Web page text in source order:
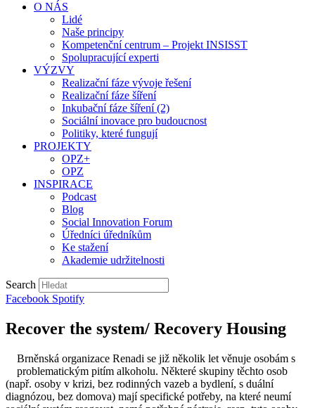
O NÁS
Lidé
Naše principy
Kompetenční centrum – Projekt INSISST
Spolupracující experti
VÝZVY
Realizační fáze vývoje řešení
Realizační fáze šíření
Inkubační fáze šíření (2)
Sociální inovace pro budoucnost
Politiky, které fungují
PROJEKTY
OPZ+
OPZ
INSPIRACE
Podcast
Blog
Social Innovation Forum
Úředníci úředníkům
Ke stažení
Akademie udržitelnosti
Search
Facebook Spotify
Recover the system/ Recovery Housing
Brněnská organizace Renadi se již několik let věnuje osobám s
problematickým pitím alkoholu. Některé skupiny těchto osob
(např. osoby v krizi, bez rodinných vazeb a bydlení, s duální
diagnózou, bez domova) mají specifické potřeby, na které neumí